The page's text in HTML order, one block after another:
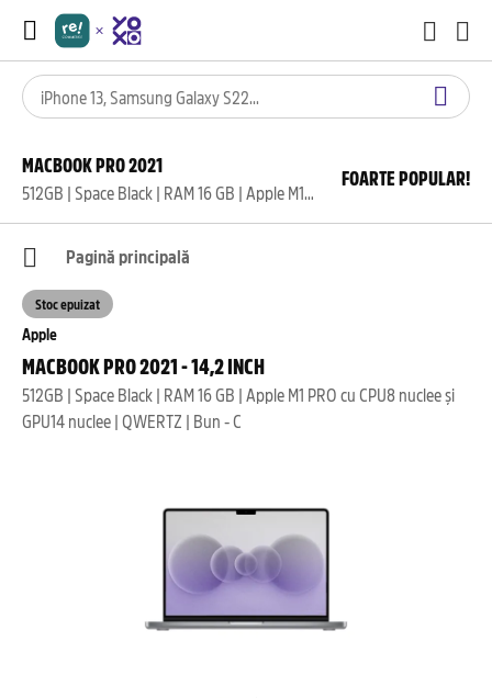
MACBOOK PRO 2021
512GB | Space Black | RAM 16 GB | Apple M1 PRO cu CPU8 nuclee și GPU14 nuclee | QWERTZ | Bun - C
FOARTE POPULAR!
Pagină principală
Apple
MACBOOK PRO 2021 - 14,2 INCH
512GB | Space Black | RAM 16 GB | Apple M1 PRO cu CPU8 nuclee și
GPU14 nuclee | QWERTZ | Bun - C
Stoc epuizat